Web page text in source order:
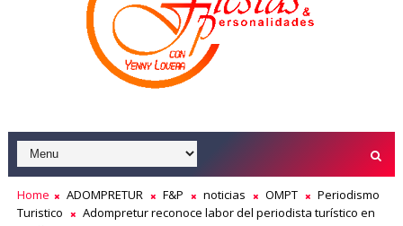
Home ADOMPRETUR F&P noticias OMPT
Periodismo
Turistico
Adompretur reconoce labor del periodista turístico en